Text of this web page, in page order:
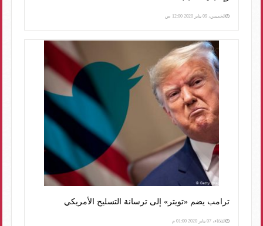
الخميس، 09 يناير 2020 12:00 ص
ترامب يضم «تويتر» إلى ترسانة التسليح الأمريكي
الثلاثاء، 07 يناير 2020 01:00 م